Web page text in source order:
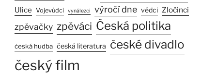
Ulice Vojevůdci vynálezci výročí dne vědci Zločinci
zpěvačky zpěváci Česká politika
česká hudba česká literatura české divadlo
český film